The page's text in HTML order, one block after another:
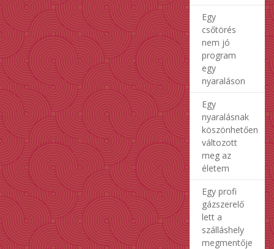
Egy
csőtörés
nem jó
program
egy
nyaraláson
Egy
nyaralásnak
köszönhetően
változott
meg az
életem
Egy profi
gázszerelő
lett a
szálláshely
megmentője